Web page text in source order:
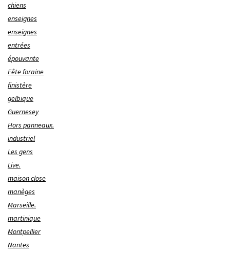
chiens
enseignes
enseignes
entrées
épouvante
Fête foraine
finistère
gelbique
Guernesey
Hors panneaux.
industriel
Les gens
Live.
maison close
manèges
Marseille.
martinique
Montpellier
Nantes